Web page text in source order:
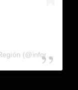
Una publicación compartida por Info Región (@inforegion_redes)